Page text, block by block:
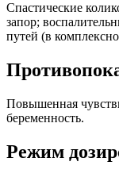
Спастические
запор;
путей (в
Повышенная
беременность.
Режим